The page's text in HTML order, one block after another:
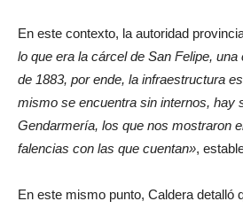
En este contexto, la autoridad
lo que era la cárcel de San Felipe,
de 1883, por ende, la infraestructura
mismo se encuentra sin internos, hay
Gendarmería, los que nos mostraron
falencias con las que cuentan»,
En este mismo punto, Caldera detalló